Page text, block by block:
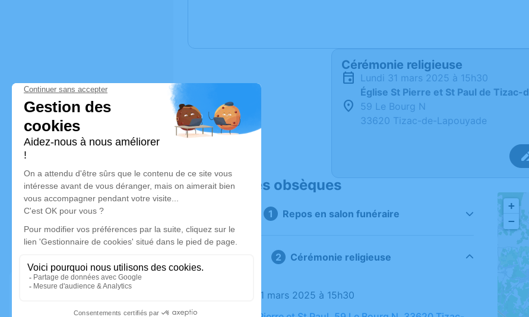
Cérémonie religieuse
lundi 31 mars 2025 à 15h30
Église St Pierre et St Paul de Tizac-
59 Le Bourg N
33620 Tizac-de-Lapouyade
Déroulé des obsèques
Repos en salon funéraire
Cérémonie religieuse
Le lundi 31 mars 2025 à 15h30
+
−